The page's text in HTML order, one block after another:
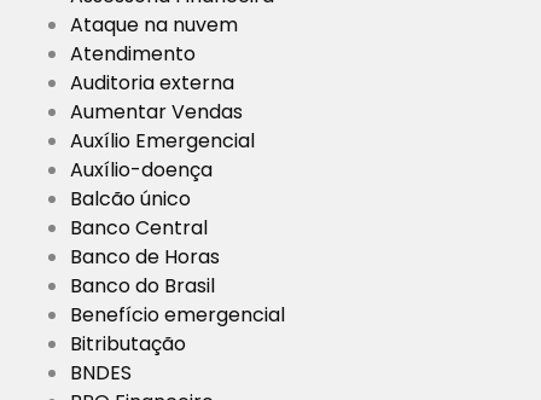
Ataque na nuvem
Atendimento
Auditoria externa
Aumentar Vendas
Auxílio Emergencial
Auxílio-doença
Balcão único
Banco Central
Banco de Horas
Banco do Brasil
Benefício emergencial
Bitributação
BNDES